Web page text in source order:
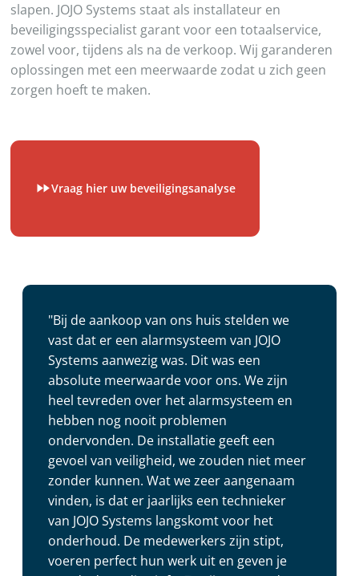
slapen. JOJO Systems staat als installateur en
beveiligingsspecialist garant voor een totaalservice,
zowel voor, tijdens als na de verkoop. Wij garanderen
oplossingen met een meerwaarde zodat u zich geen
zorgen hoeft te maken.
Vraag hier uw beveiligingsanalyse
"Bij de aankoop van ons huis stelden we
vast dat er een alarmsysteem van JOJO
Systems aanwezig was. Dit was een
absolute meerwaarde voor ons. We zijn
heel tevreden over het alarmsysteem en
hebben nog nooit problemen
ondervonden. De installatie geeft een
gevoel van veiligheid, we zouden niet meer
zonder kunnen. Wat we zeer aangenaam
vinden, is dat er jaarlijks een technieker
van JOJO Systems langskomt voor het
onderhoud. De medewerkers zijn stipt,
voeren perfect hun werk uit en geven je